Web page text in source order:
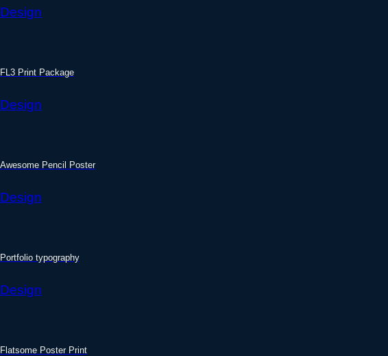
Design
FL3 Print Package
Design
Awesome Pencil Poster
Design
Portfolio typography
Design
Flatsome Poster Print